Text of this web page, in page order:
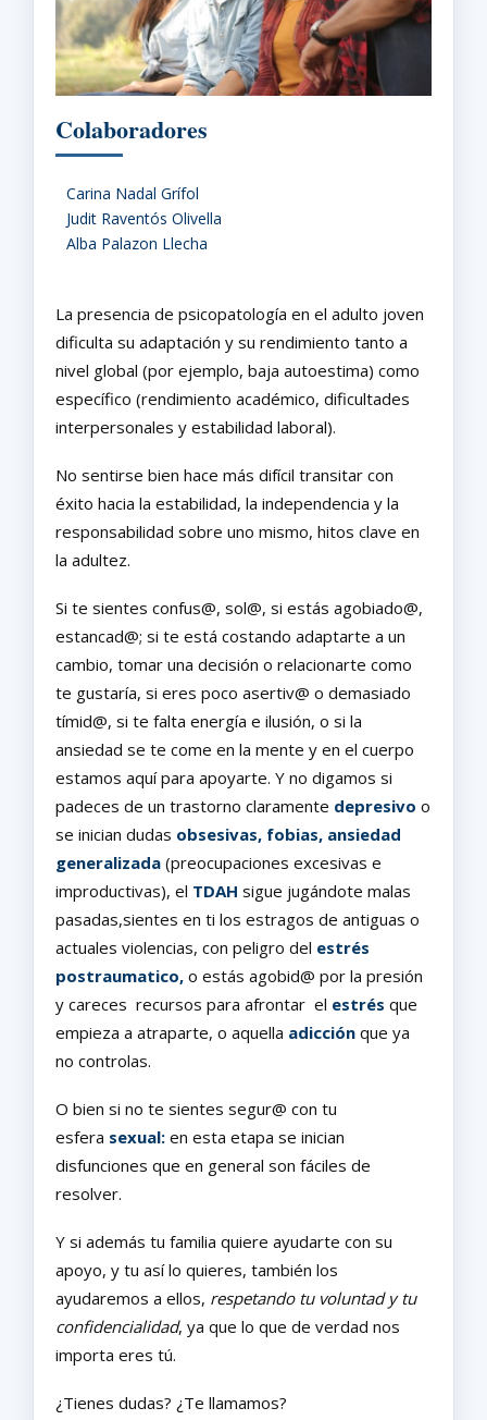
Colaboradores
Carina Nadal Grífol
Judit Raventós Olivella
Alba Palazon Llecha
La presencia de psicopatología en el adulto joven
dificulta su adaptación y su rendimiento tanto a
nivel global (por ejemplo, baja autoestima) como
específico (rendimiento académico, dificultades
interpersonales y estabilidad laboral).
No sentirse bien hace más difícil transitar con
éxito hacia la estabilidad, la independencia y la
responsabilidad sobre uno mismo, hitos clave en
la adultez.
Si te sientes confus@, sol@, si estás agobiado@,
estancad@; si te está costando adaptarte a un
cambio, tomar una decisión o relacionarte como
te gustaría, si eres poco asertiv@ o demasiado
tímid@, si te falta energía e ilusión, o si la
ansiedad se te come en la mente y en el cuerpo
estamos aquí para apoyarte. Y no digamos si
padeces de un trastorno claramente depresivo o
se inician dudas obsesivas, fobias, ansiedad
generalizada (preocupaciones excesivas e
improductivas), el TDAH sigue jugándote malas
pasadas,sientes en ti los estragos de antiguas o
actuales violencias, con peligro del estrés
postraumatico, o estás agobid@ por la presión
y careces recursos para afrontar el estrés que
empieza a atraparte, o aquella adicción que ya
no controlas.
O bien si no te sientes segur@ con tu
esfera sexual: en esta etapa se inician
disfunciones que en general son fáciles de
resolver.
Y si además tu familia quiere ayudarte con su
apoyo, y tu así lo quieres, también los
ayudaremos a ellos, respetando tu voluntad y tu
confidencialidad, ya que lo que de verdad nos
importa eres tú.
¿Tienes dudas? ¿Te llamamos?